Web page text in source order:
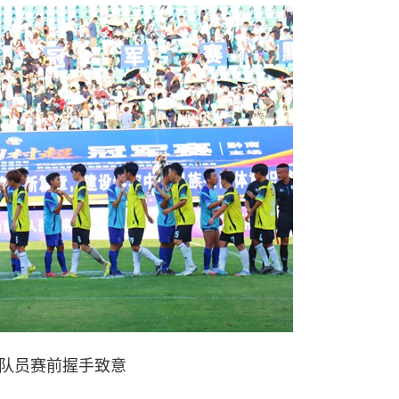
员赛前握手致意